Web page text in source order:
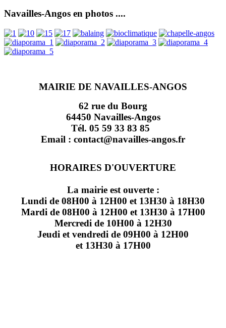
Navailles-Angos en photos ....
MAIRIE DE NAVAILLES-ANGOS
62 rue du Bourg
64450 Navailles-Angos
Tél. 05 59 33 83 85
Email : contact@navailles-angos.fr
HORAIRES D'OUVERTURE
La mairie est ouverte :
Lundi de 08H00 à 12H00 et 13H30 à 18H30
Mardi de 08H00 à 12H00 et 13H30 à 17H00
Mercredi de 10H00 à 12H30
Jeudi et vendredi de 09H00 à 12H00
et 13H30 à 17H00